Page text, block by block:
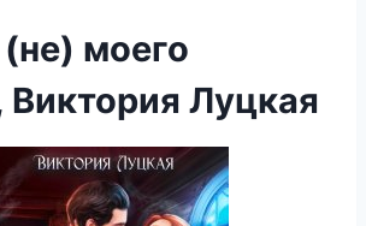
моего
Виктория Луцкая